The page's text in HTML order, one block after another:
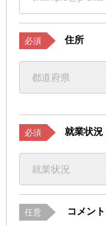
必須 住所
必須 就業状況
任意 コメント